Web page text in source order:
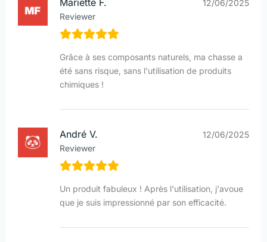
Reviewer
12/06/2025
Grâce à ses composants naturels, ma chasse a
été sans risque, sans l'utilisation de produits
chimiques !
André V.
Reviewer
12/06/2025
Un produit fabuleux ! Après l'utilisation, j'avoue
que je suis impressionné par son efficacité.